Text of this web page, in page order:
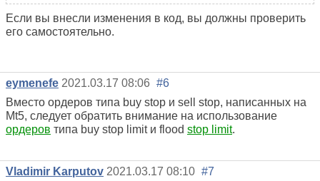
Если вы внесли изменения в код, вы должны проверить
его самостоятельно.
eymenefe 2021.03.17 08:06 #6
Вместо ордеров типа buy stop и sell stop, написанных на
Mt5, следует обратить внимание на использование
ордеров типа buy stop limit и flood stop limit.
Vladimir Karputov 2021.03.17 08:10 #7